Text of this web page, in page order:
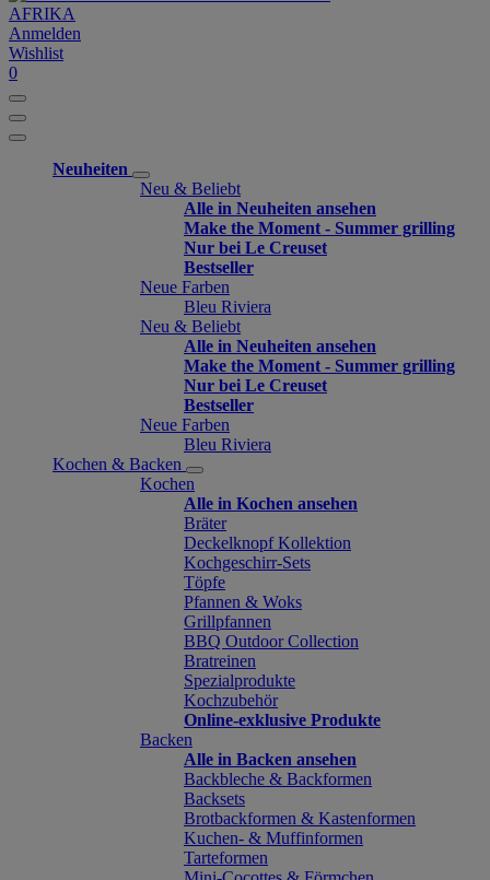
AFRIKA
Anmelden
Wishlist
0
Neuheiten
Neu & Beliebt
Alle in Neuheiten ansehen
Make the Moment - Summer grilling
Nur bei Le Creuset
Bestseller
Neue Farben
Bleu Riviera
Neu & Beliebt
Alle in Neuheiten ansehen
Make the Moment - Summer grilling
Nur bei Le Creuset
Bestseller
Neue Farben
Bleu Riviera
Kochen & Backen
Kochen
Alle in Kochen ansehen
Bräter
Deckelknopf Kollektion
Kochgeschirr-Sets
Töpfe
Pfannen & Woks
Grillpfannen
BBQ Outdoor Collection
Bratreinen
Spezialprodukte
Kochzubehör
Online-exklusive Produkte
Backen
Alle in Backen ansehen
Backbleche & Backformen
Backsets
Brotbackformen & Kastenformen
Kuchen- & Muffinformen
Tarteformen